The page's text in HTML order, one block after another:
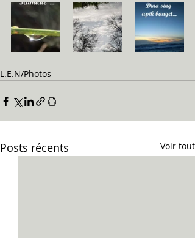
L.E.N/Photos
Posts récents Voir tout